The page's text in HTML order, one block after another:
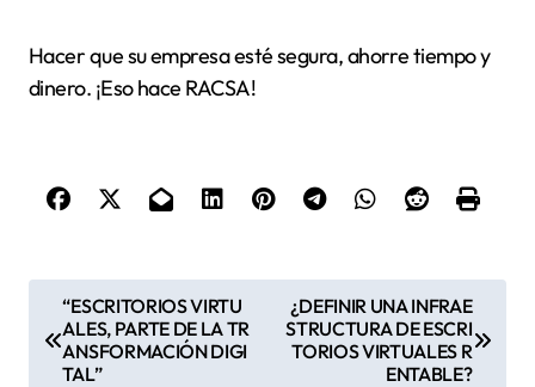
Hacer que su empresa esté segura, ahorre tiempo y
dinero. ¡Eso hace RACSA!
a
“ESCRITORIOS VIRTU
ALES, PARTE DE LA TR
ANSFORMACIÓN DIGI
TAL”
¿DEFINIR UNA INFRAE
STRUCTURA DE ESCRI
TORIOS VIRTUALES R
ENTABLE?